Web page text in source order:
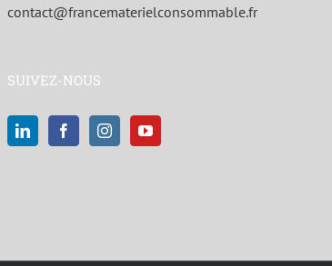
contact@francematerielconsommable.fr
SUIVEZ-NOUS